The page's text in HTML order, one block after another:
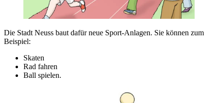
Die Stadt Neuss baut dafür neue Sport-Anlagen. Sie können zum
Beispiel:
Skaten
Rad fahren
Ball spielen.